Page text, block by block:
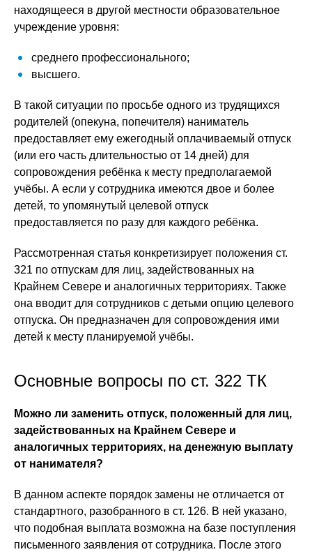
находящееся в другой местности образовательное
учреждение уровня:
среднего профессионального;
высшего.
В такой ситуации по просьбе одного из трудящихся
родителей (опекуна, попечителя) наниматель
предоставляет ему ежегодный оплачиваемый отпуск
(или его часть длительностью от 14 дней) для
сопровождения ребёнка к месту предполагаемой
учёбы. А если у сотрудника имеются двое и более
детей, то упомянутый целевой отпуск
предоставляется по разу для каждого ребёнка.
Рассмотренная статья конкретизирует положения ст.
321 по отпускам для лиц, задействованных на
Крайнем Севере и аналогичных территориях. Также
она вводит для сотрудников с детьми опцию целевого
отпуска. Он предназначен для сопровождения ими
детей к месту планируемой учёбы.
Основные вопросы по ст. 322 ТК
Можно ли заменить отпуск, положенный для лиц,
задействованных на Крайнем Севере и
аналогичных территориях, на денежную выплату
от нанимателя?
В данном аспекте порядок замены не отличается от
стандартного, разобранного в ст. 126. В ней указано,
что подобная выплата возможна на базе поступления
письменного заявления от сотрудника. После этого